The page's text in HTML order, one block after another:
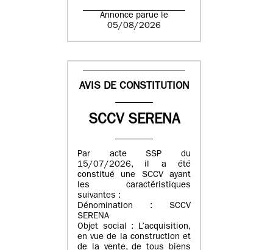
Annonce parue le
05/08/2026
AVIS DE CONSTITUTION
SCCV SERENA
Par acte SSP du
15/07/2026, il a été
constitué une SCCV ayant
les caractéristiques
suivantes :
Dénomination : SCCV
SERENA
Objet social : L’acquisition,
en vue de la construction et
de la vente, de tous biens